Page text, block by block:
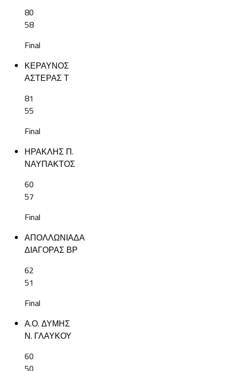
80
58
Final
ΚΕΡΑΥΝΟΣ
ΑΣΤΕΡΑΣ Τ
81
55
Final
ΗΡΑΚΛΗΣ Π.
ΝΑΥΠΑΚΤΟΣ
60
57
Final
ΑΠΟΛΛΩΝΙΑΔΑ
ΔΙΑΓΟΡΑΣ ΒΡ
62
51
Final
Α.Ο. ΔΥΜΗΣ
Ν. ΓΛΑΥΚΟΥ
60
50